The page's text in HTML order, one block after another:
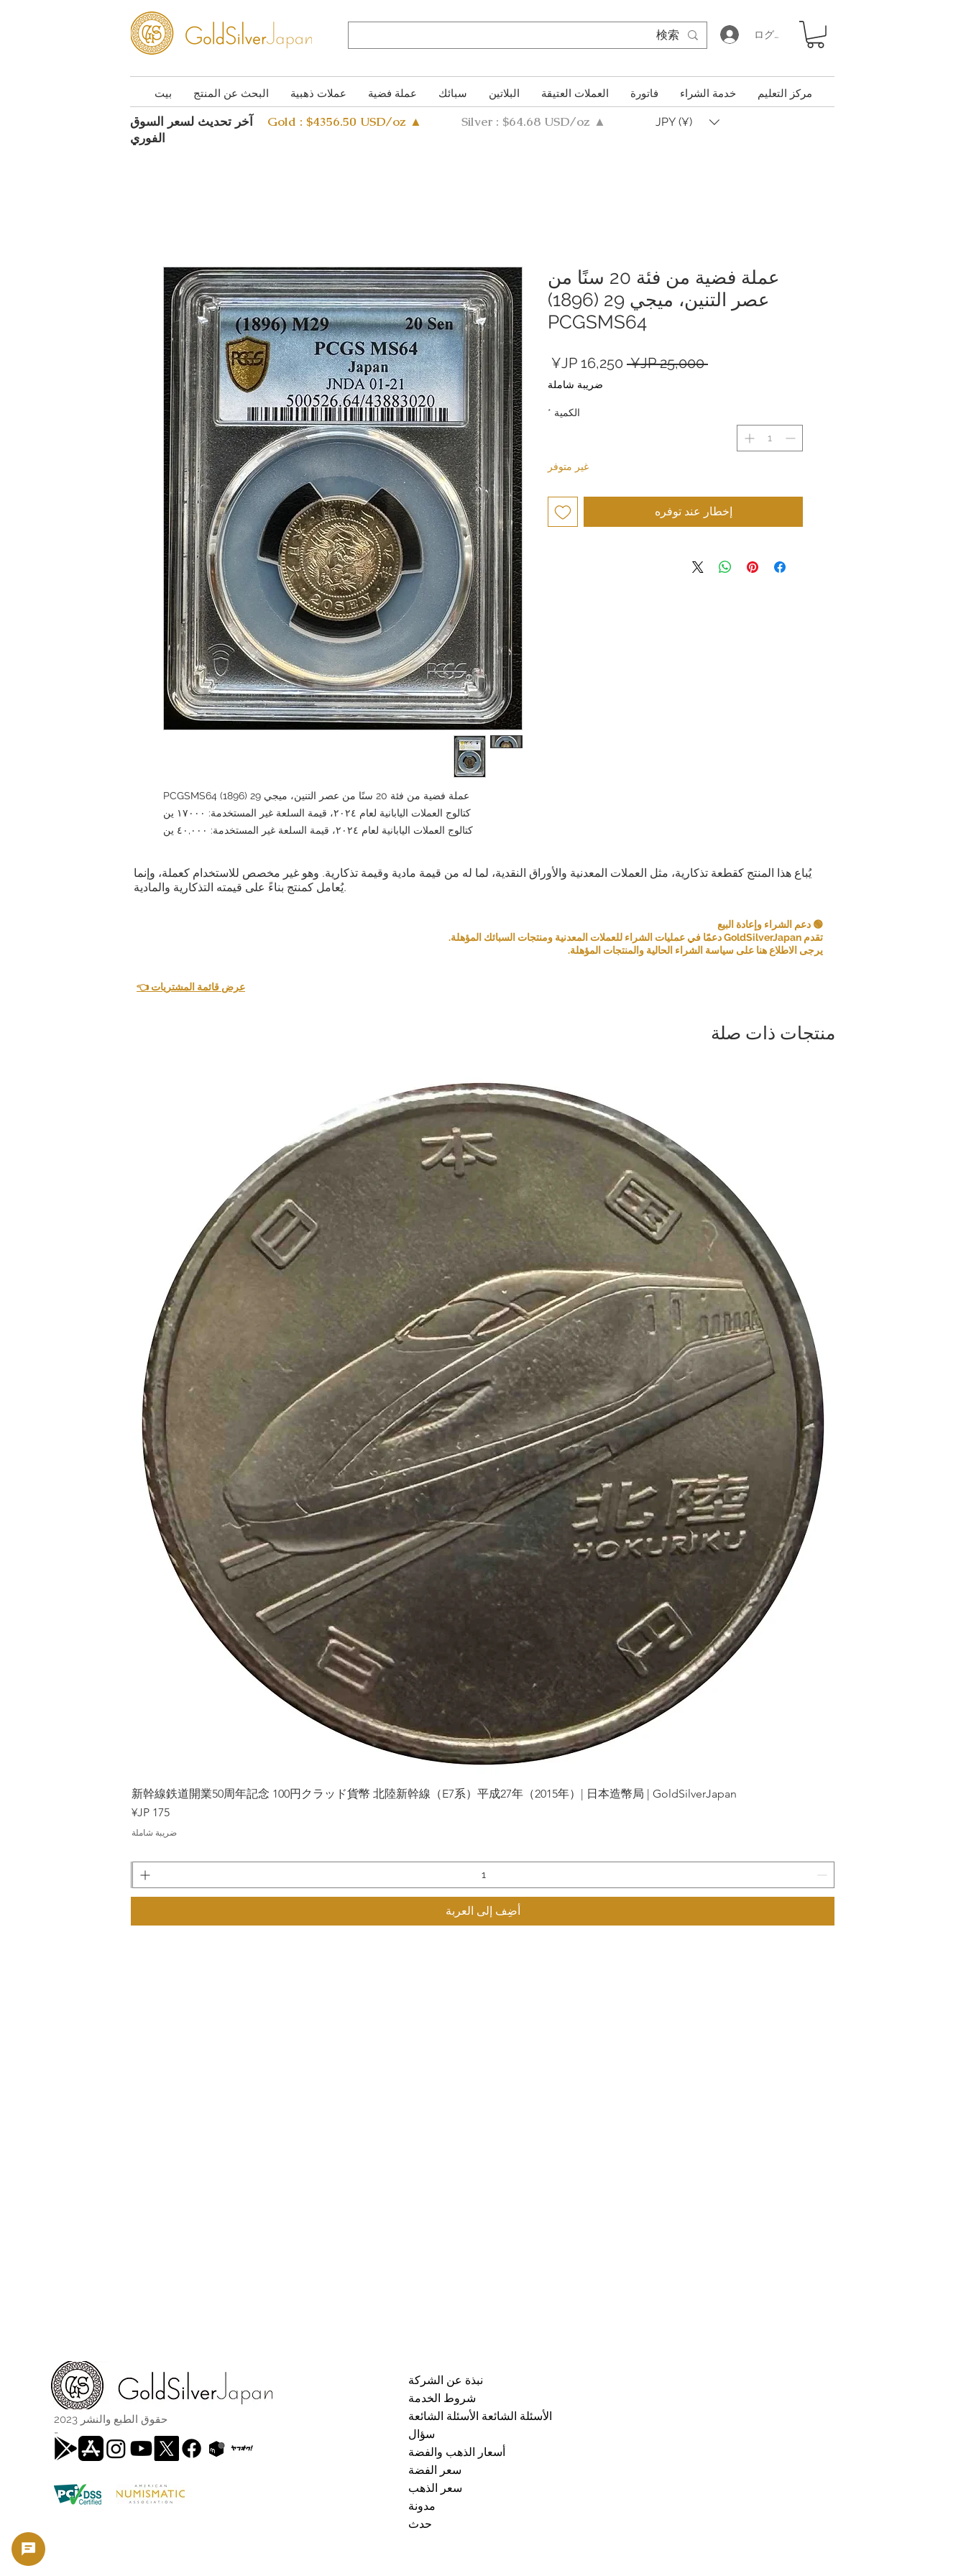
ログイン
بيت البحث عن المنتج عملات ذهبية عملة فضية سبائك البلاتين العملات العتيقة فاتورة خدمة الشراء مركز التعليم
آخر تحديث لسعر السوق
الفوري
Gold : $4356.50 USD/oz ▲ Silver : $64.68 USD/oz ▲ JPY (¥)
عملة فضية من فئة 20 سنًا من عصر التنين، ميجي 29 (1896) PCGSMS64
كتالوج العملات اليابانية لعام ٢٠٢٤، قيمة السلعة غير المستخدمة: ١٧٠٠٠ ين
كتالوج العملات اليابانية لعام ٢٠٢٤، قيمة السلعة غير المستخدمة: ٤٠,٠٠٠ ين
عملة فضية من فئة 20 سنًا من
عصر التنين، ميجي 29 (1896)
PCGSMS64
‏25,000 JP¥
سعر
عادي
البيعضريبة شاملة
الكمية *
غير متوفر
إخطار عند توفره
يُباع هذا المنتج كقطعة تذكارية، مثل العملات المعدنية والأوراق النقدية، لما له من قيمة مادية وقيمة تذكارية. وهو غير مخصص للاستخدام كعملة، وإنما
يُعامل كمنتج بناءً على قيمته التذكارية والمادية.
🟢 دعم الشراء وإعادة البيع
تقدم GoldSilverJapan دعمًا في عمليات الشراء للعملات المعدنية ومنتجات السبائك المؤهلة.
يرجى الاطلاع هنا على سياسة الشراء الحالية والمنتجات المؤهلة.
👈 عرض قائمة المشتريات
منتجات ذات صلة
العرض السريع
新幹線鉄道開業50周年記念 100円クラッド貨幣 北陸新幹線（E7系）平成27年（2015年）| 日本造幣局 | GoldSilverJapan
السعر
ضريبة شاملة
أضِف إلى العربة
حقوق الطبع والنشر 2023
-
نبذة عن الشركة
شروط الخدمة
الأسئلة الشائعة الأسئلة الشائعة
سؤال
أسعار الذهب والفضة
سعر الفضة
سعر الذهب
مدونة
حدث